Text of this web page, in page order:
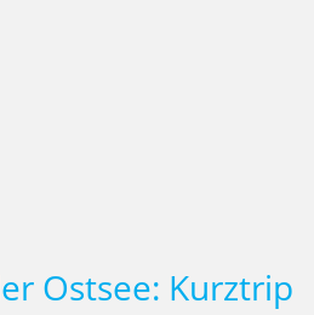
Ostsee: Kurztrip